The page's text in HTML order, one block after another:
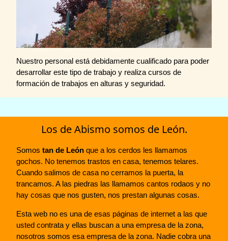
Nuestro personal está debidamente cualificado para poder
desarrollar este tipo de trabajo y realiza cursos de
formación de trabajos en alturas y seguridad.
Los de Abismo somos de León.
Somos tan de León que a los cerdos les llamamos
gochos. No tenemos trastos en casa, tenemos telares.
Cuando salimos de casa no cerramos la puerta, la
trancamos. A las piedras las llamamos cantos rodaos y no
hay cosas que nos gusten, nos prestan algunas cosas.
Esta web no es una de esas páginas de internet a las que
usted contrata y ellas buscan a una empresa de la zona,
nosotros somos esa empresa de la zona. Nadie cobra una